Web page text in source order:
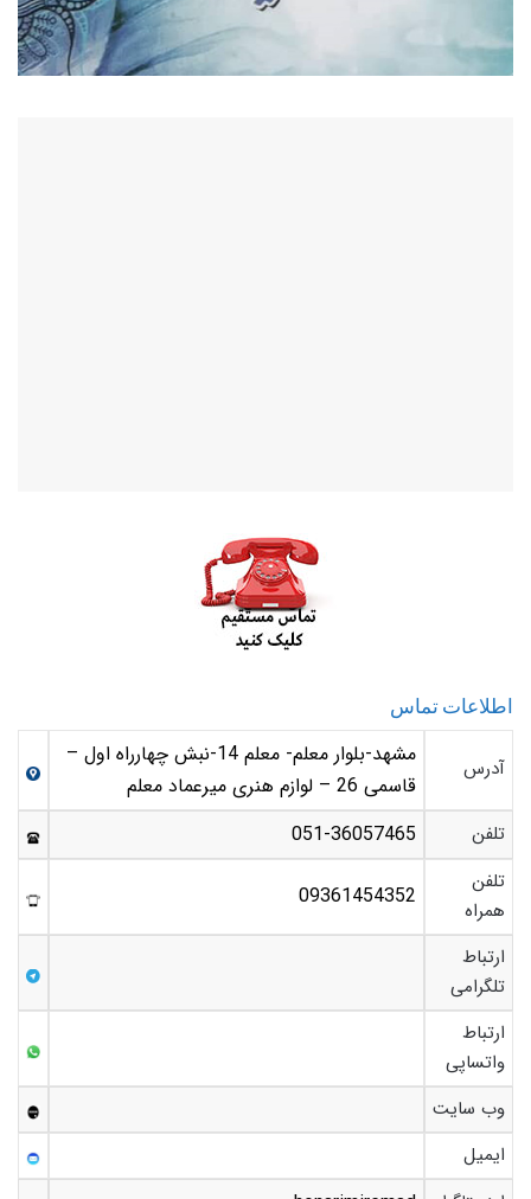
اطلاعات تماس
آدرس
مشهد-بلوار معلم- معلم 14-نبش چهارراه اول –
قاسمی 26 – لوازم هنری میرعماد معلم
تلفن 051-36057465
تلفن
همراه
09361454352
ارتباط
تلگرامی
ارتباط
واتساپی
وب سایت
ایمیل